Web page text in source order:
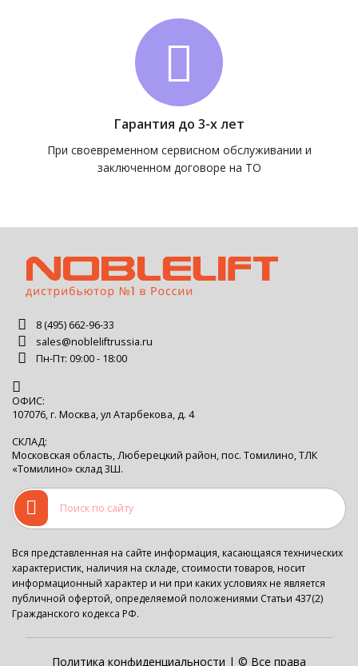
Гарантия до 3-х лет
При своевременном сервисном обслуживании и
заключенном договоре на ТО
8 (495) 662-96-33
sales@nobleliftrussia.ru
Пн-Пт: 09:00 - 18:00
ОФИС:
107076, г. Москва, ул Атарбекова, д. 4
СКЛАД:
Московская область, Люберецкий район, пос. Томилино, ТЛК
«Томилино» склад 3Ш.
Вся представленная на сайте информация, касающаяся технических
характеристик, наличия на складе, стоимости товаров, носит
информационный характер и ни при каких условиях не является
публичной офертой, определяемой положениями Статьи 437(2)
Гражданского кодекса РФ.
Политика конфиденциальности | © Все права